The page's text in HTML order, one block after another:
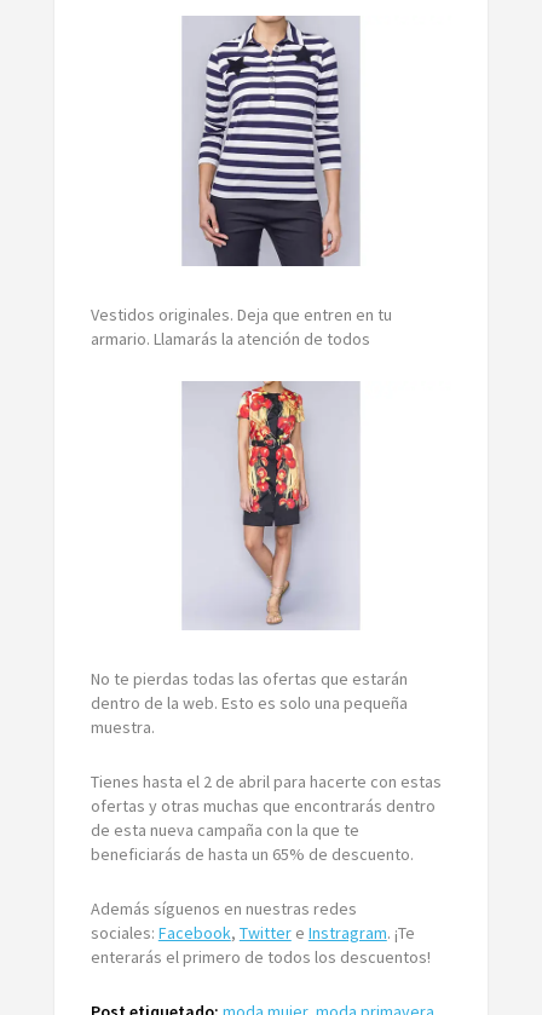
Vestidos originales. Deja que entren en tu
armario. Llamarás la atención de todos
No te pierdas todas las ofertas que estarán
dentro de la web. Esto es solo una pequeña
muestra.
Tienes hasta el 2 de abril para hacerte con estas
ofertas y otras muchas que encontrarás dentro
de esta nueva campaña con la que te
beneficiarás de hasta un 65% de descuento.
Además síguenos en nuestras redes
sociales: Facebook, Twittere Instragram. ¡Te
enterarás el primero de todos los descuentos!